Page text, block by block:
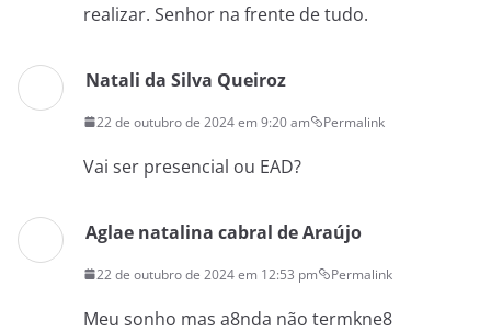
realizar. Senhor na frente de tudo.
Natali da Silva Queiroz
22 de outubro de 2024 em 9:20 am Permalink
Vai ser presencial ou EAD?
Aglae natalina cabral de Araújo
22 de outubro de 2024 em 12:53 pm Permalink
Meu sonho mas a8nda não termkne8